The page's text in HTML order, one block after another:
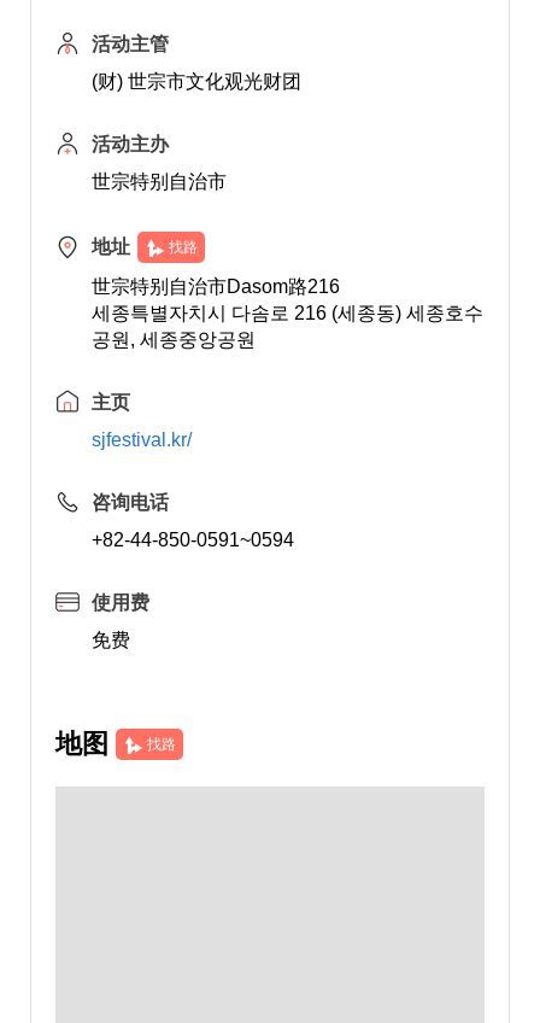
活动主管
(财) 世宗市文化观光财团
活动主办
世宗特别自治市
地址 找路
世宗特别自治市Dasom路216
세종특별자치시 다솜로 216 (세종동) 세종호수
공원, 세종중앙공원
主页
sjfestival.kr/
咨询电话
+82-44-850-0591~0594
使用费
免费
地图 找路